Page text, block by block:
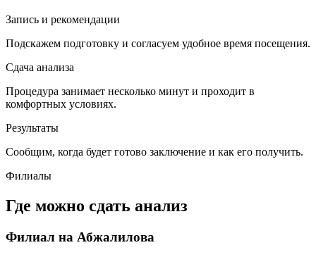
Запись и рекомендации
Подскажем подготовку и согласуем удобное время посещения.
Сдача анализа
Процедура занимает несколько минут и проходит в
комфортных условиях.
Результаты
Сообщим, когда будет готово заключение и как его получить.
Филиалы
Где можно сдать анализ
Филиал на Абжалилова